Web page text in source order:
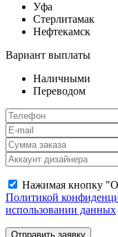
Уфа
Стерлитамак
Нефтекамск
Вариант выплаты
Наличными
Переводом
Нажимая кнопку
Политикой
использовании данных
Отправить заявку